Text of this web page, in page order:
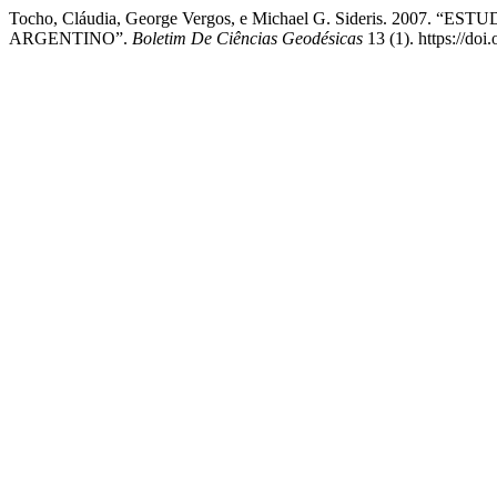
Tocho, Cláudia, George Vergos, e Michael G. Sideris. 2007.
ARGENTINO”. Boletim De Ciências Geodésicas 13 (1). https://